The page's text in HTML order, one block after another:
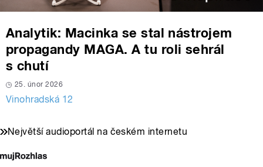
Analytik: Macinka se stal nástrojem
propagandy MAGA. A tu roli sehrál
s chutí
25. únor 2026
Vinohradská 12
Největší audioportál na českém internetu